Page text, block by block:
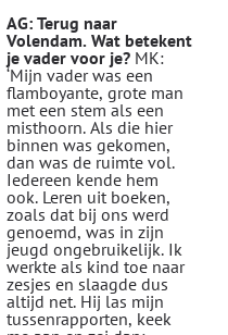
AG: Terug naar
Volendam. Wat betekent
je vader voor je?MK:
‘Mijn vader was een
flamboyante, grote man
met een stem als een
misthoorn. Als die hier
binnen was gekomen,
dan was de ruimte vol.
Iedereen kende hem
ook. Leren uit boeken,
zoals dat bij ons werd
genoemd, was in zijn
jeugd ongebruikelijk. Ik
werkte als kind toe naar
zesjes en slaagde dus
altijd net. Hij las mijn
tussenrapporten, keek